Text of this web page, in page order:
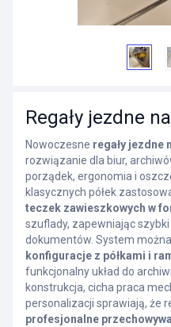
Regały jezdne
Nowoczesne regały jezdne
rozwiązanie dla biur,
porządek, ergonomia i
klasycznych półek
teczek zawieszkowych w
szuflady, zapewniając
dokumentów. System
konfiguracje z półkami i
funkcjonalny układ do
konstrukcja, cicha praca
personalizacji sprawiają, że
profesjonalne